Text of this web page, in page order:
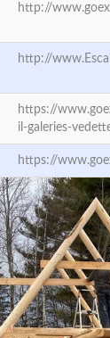
http://
http://
https://
il-galeries-
https://